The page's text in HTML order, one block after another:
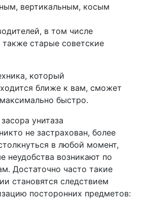
вертикальным, косым
в том числе
старые советские
который
ближе к вам, сможет
быстро.
унитаза
не застрахован, более
в любой момент,
неудобства возникают по
Достаточно часто такие
становятся следствием
посторонних предметов: